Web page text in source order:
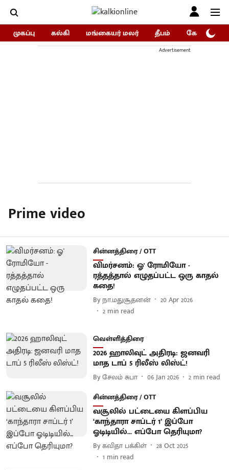
முகப்பு கல்கி மங்கையர் மலர் தீபம் கோகுலம்/
Advertisement
Prime video
சின்னத்திரை / OTT
விமர்சனம்: ஓ' ரோமியோ -
ரத்தத்தால் எழுதப்பட்ட ஒரு காதல்
கதை!
By நா.மதுசூதனன்
20 Apr 2026
2 min read
வெள்ளித்திரை
2026 ஹாலிவுட் அதிரடி: ஜனவரி
மாத டாப் 5 ரிலீஸ் லிஸ்ட்!
Byசேலம் சுபா 06 Jan 2026 2 min read
சின்னத்திரை / OTT
வசூலில் பட்டையை கிளப்பிய
‘காந்தாரா சாப்டர் 1’ இப்போ
ஓடிடியில்... எப்போ தெரியுமா?
Byகவிதா பக்கிள்
28 Oct 2025
1 min read